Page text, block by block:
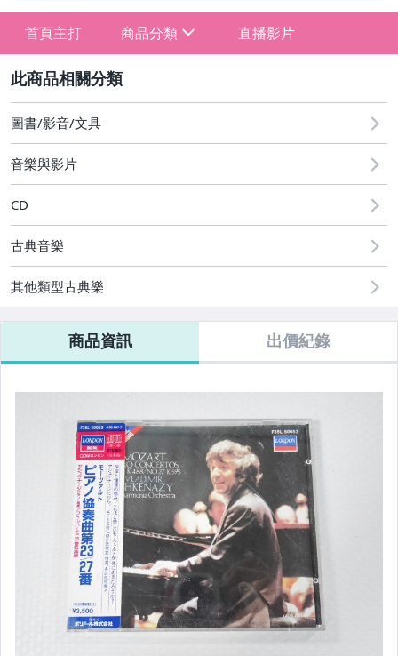
首頁主打 商品分類
★1元起標!無底價★週六結標
★1元起標!無底價★週日結標
商品補單區(非指定帳號勿下標)
運費補款專區
其它
直播影片
圖書/影音/文具
音樂與影片
CD
古典音樂
其他類型古典樂
商品資訊 出價紀錄